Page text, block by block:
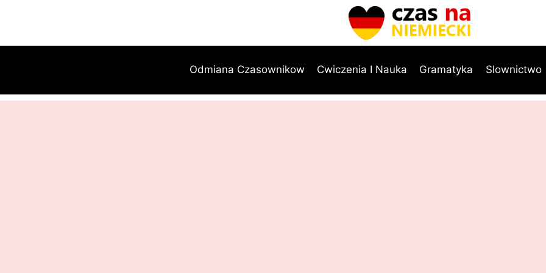
Odmiana Czasownikow Cwiczenia I Nauka Gramatyka Slownictwo